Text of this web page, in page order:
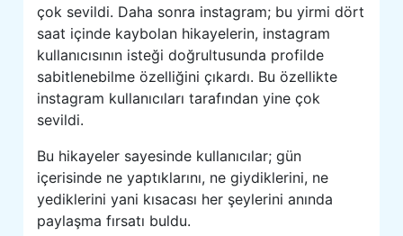
çok sevildi. Daha sonra instagram; bu yirmi dört
saat içinde kaybolan hikayelerin, instagram
kullanıcısının isteği doğrultusunda profilde
sabitlenebilme özelliğini çıkardı. Bu özellikte
instagram kullanıcıları tarafından yine çok
sevildi.
Bu hikayeler sayesinde kullanıcılar; gün
içerisinde ne yaptıklarını, ne giydiklerini, ne
yediklerini yani kısacası her şeylerini anında
paylaşma fırsatı buldu.